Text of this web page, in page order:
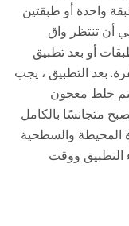
واحدة أو طبقتين
أن تنتظر واق
أو بعد تطبيق
بعد التطبيق ، يجب
خلط معجون
متجانسًا بالكامل
المحيطة والسطحية
مئوية أثناء التطبيق ووقت